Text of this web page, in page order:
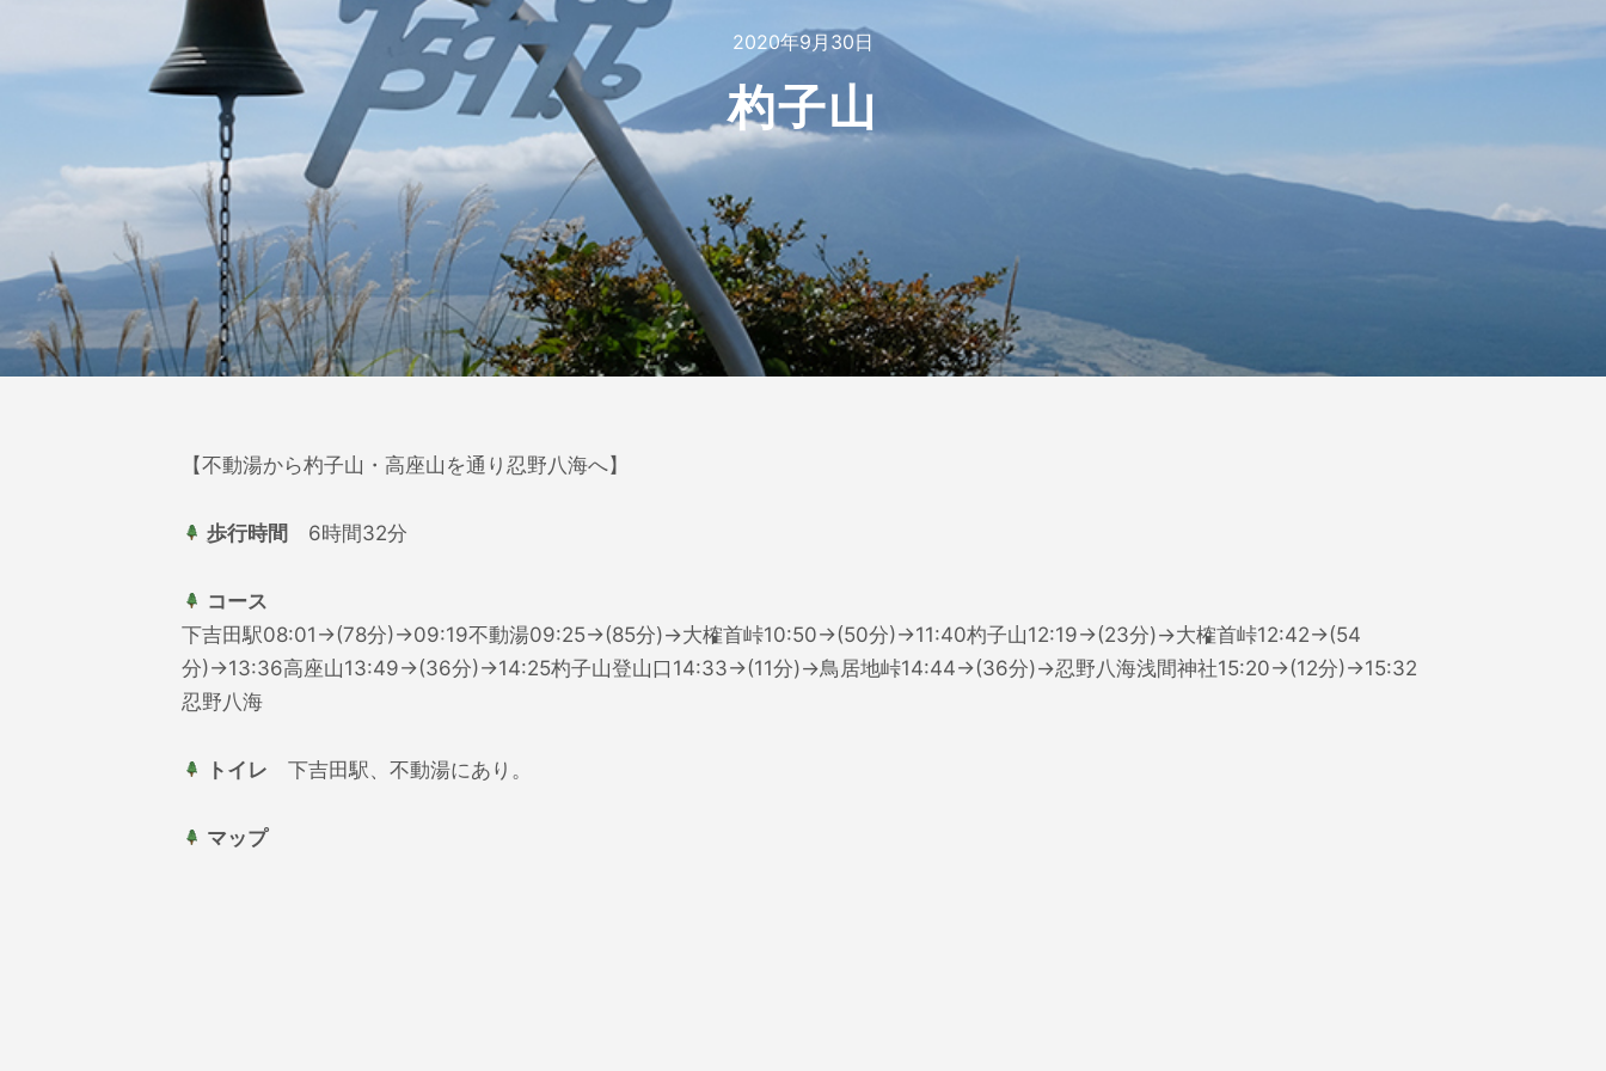
2020年9月30日
杓子山
【不動湯から杓子山・高座山を通り忍野八海へ】
歩行時間 6時間32分
コース
下吉田駅08:01→(78分)→09:19不動湯09:25→(85分)→大榷首峠10:50→(50分)→11:40杓子山12:19→(23分)→大榷首峠12:42→(54
分)→13:36高座山13:49→(36分)→14:25杓子山登山口14:33→(11分)→鳥居地峠14:44→(36分)→忍野八海浅間神社15:20→(12分)→15:32
忍野八海
トイレ 下吉田駅、不動湯にあり。
マップ